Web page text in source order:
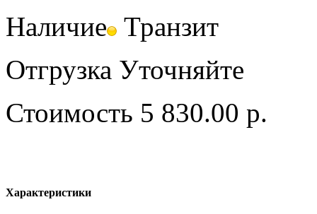
Наличие Транзит
Отгрузка Уточняйте
Стоимость 5 830.00 р.
Характеристики